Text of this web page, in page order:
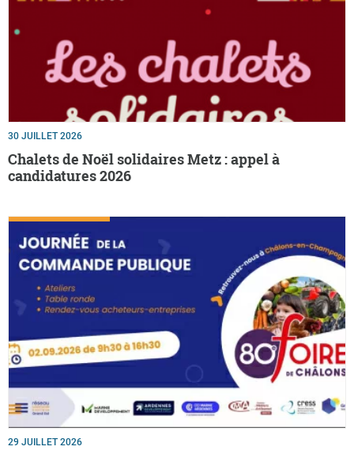
30 JUILLET 2026
Chalets de Noël solidaires Metz : appel à
candidatures 2026
29 JUILLET 2026